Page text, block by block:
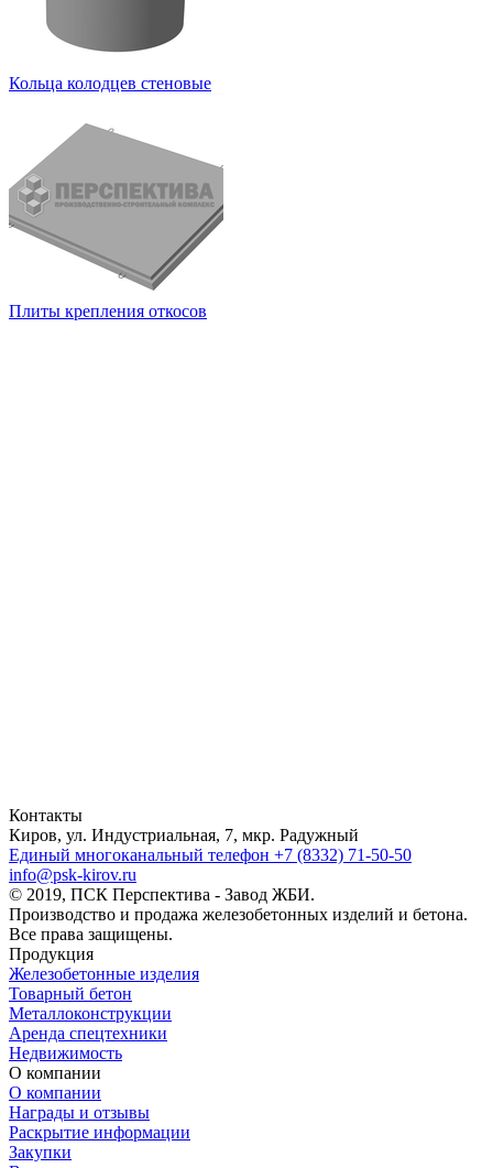
Кольца колодцев стеновые
Плиты крепления откосов
Контакты
Киров, ул. Индустриальная, 7, мкр. Радужный
Единый многоканальный телефон +7 (8332) 71-50-50
info@psk-kirov.ru
© 2019, ПСК Перспектива - Завод ЖБИ.
Производство и продажа железобетонных изделий и бетона.
Все права защищены.
Продукция
Железобетонные изделия
Товарный бетон
Металлоконструкции
Аренда спецтехники
Недвижимость
О компании
О компании
Награды и отзывы
Раскрытие информации
Закупки